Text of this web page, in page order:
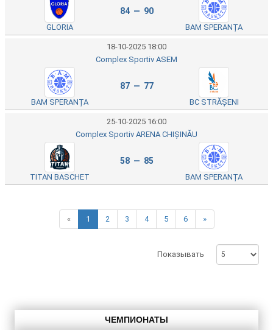
GLORIA
84 — 90
BAM SPERANȚA
18-10-2025 18:00
Complex Sportiv ASEM
BAM SPERANȚA
87 — 77
BC STRĂȘENI
25-10-2025 16:00
Complex Sportiv ARENA CHIȘINĂU
TITAN BASCHET
58 — 85
BAM SPERANȚA
« 1 2 3 4 5 6 »
Показывать
ЧЕМПИОНАТЫ